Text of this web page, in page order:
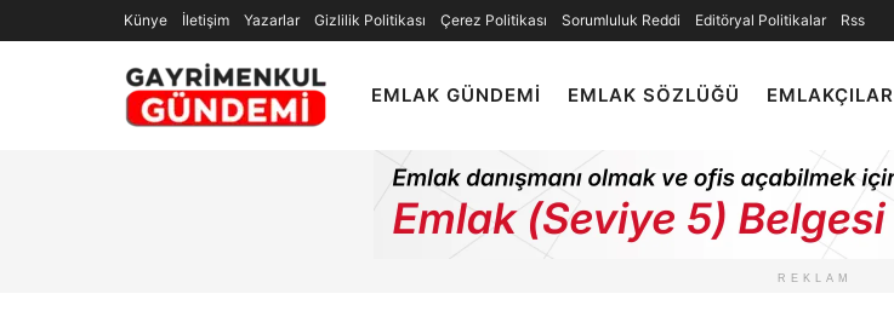
Künye İletişim Yazarlar Gizlilik Politikası Çerez Politikası Sorumluluk Reddi Editöryal Politikalar Rss
EMLAK GÜNDEMI EMLAK SÖZLÜĞÜ
REKLAM